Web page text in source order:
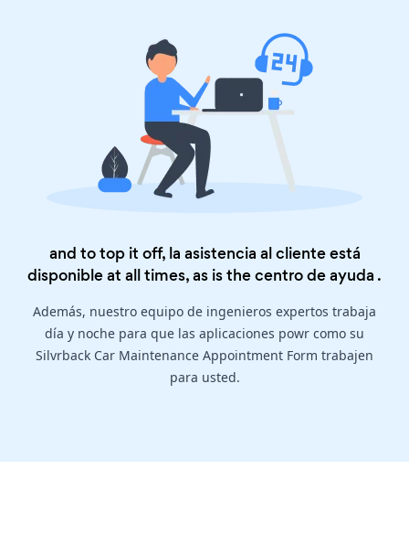
and to top it off, la asistencia al cliente está
disponible at all times, as is thecentro de ayuda .
Además, nuestro equipo de ingenieros expertos trabaja
día y noche para que las aplicaciones powr como su
Silvrback Car Maintenance Appointment Form trabajen
para usted.